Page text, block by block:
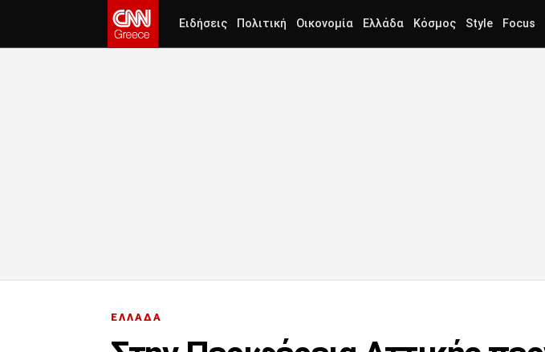
Ειδήσεις Πολιτική Οικονομία Ελλάδα Κόσμος Style Focus
ΕΛΛΑΔΑ